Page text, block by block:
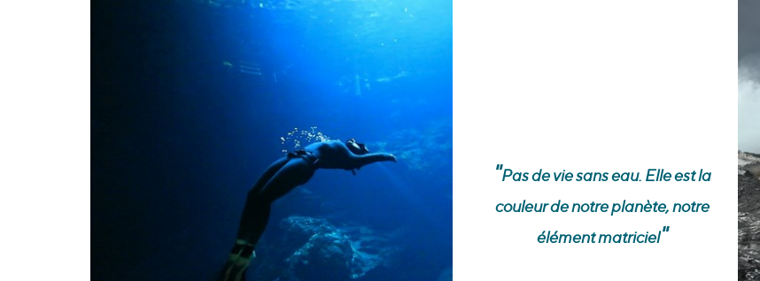
"Pas de vie sans eau. Elle est la
couleur de notre planète, notre
élément matriciel"